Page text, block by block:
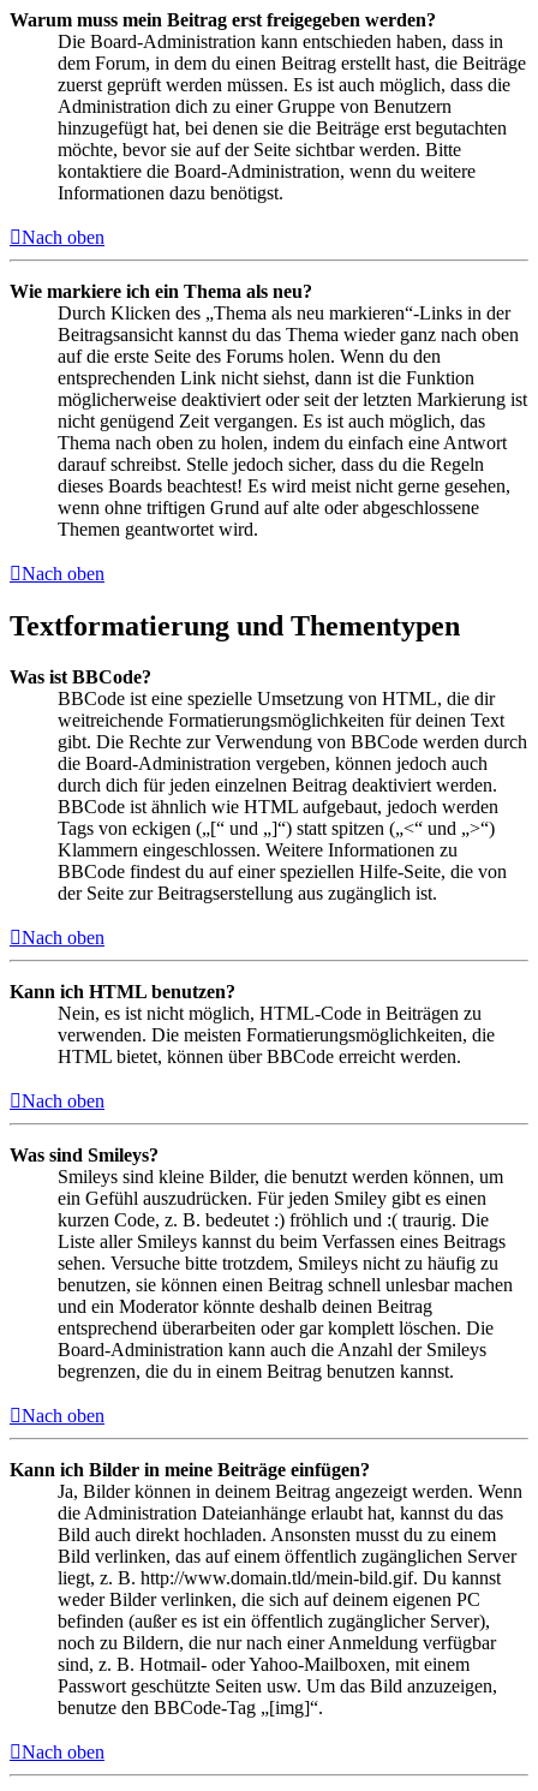
Warum muss mein Beitrag erst freigegeben werden?
Die Board-Administration kann entschieden haben, dass in
dem Forum, in dem du einen Beitrag erstellt hast, die Beiträge
zuerst geprüft werden müssen. Es ist auch möglich, dass die
Administration dich zu einer Gruppe von Benutzern
hinzugefügt hat, bei denen sie die Beiträge erst begutachten
möchte, bevor sie auf der Seite sichtbar werden. Bitte
kontaktiere die Board-Administration, wenn du weitere
Informationen dazu benötigst.
Nach oben
Wie markiere ich ein Thema als neu?
Durch Klicken des „Thema als neu markieren“-Links in der
Beitragsansicht kannst du das Thema wieder ganz nach oben
auf die erste Seite des Forums holen. Wenn du den
entsprechenden Link nicht siehst, dann ist die Funktion
möglicherweise deaktiviert oder seit der letzten Markierung ist
nicht genügend Zeit vergangen. Es ist auch möglich, das
Thema nach oben zu holen, indem du einfach eine Antwort
darauf schreibst. Stelle jedoch sicher, dass du die Regeln
dieses Boards beachtest! Es wird meist nicht gerne gesehen,
wenn ohne triftigen Grund auf alte oder abgeschlossene
Themen geantwortet wird.
Nach oben
Textformatierung und Thementypen
Was ist BBCode?
BBCode ist eine spezielle Umsetzung von HTML, die dir
weitreichende Formatierungsmöglichkeiten für deinen Text
gibt. Die Rechte zur Verwendung von BBCode werden durch
die Board-Administration vergeben, können jedoch auch
durch dich für jeden einzelnen Beitrag deaktiviert werden.
BBCode ist ähnlich wie HTML aufgebaut, jedoch werden
Tags von eckigen („[“ und „]“) statt spitzen („<“ und „>“)
Klammern eingeschlossen. Weitere Informationen zu
BBCode findest du auf einer speziellen Hilfe-Seite, die von
der Seite zur Beitragserstellung aus zugänglich ist.
Nach oben
Kann ich HTML benutzen?
Nein, es ist nicht möglich, HTML-Code in Beiträgen zu
verwenden. Die meisten Formatierungsmöglichkeiten, die
HTML bietet, können über BBCode erreicht werden.
Nach oben
Was sind Smileys?
Smileys sind kleine Bilder, die benutzt werden können, um
ein Gefühl auszudrücken. Für jeden Smiley gibt es einen
kurzen Code, z. B. bedeutet :) fröhlich und :( traurig. Die
Liste aller Smileys kannst du beim Verfassen eines Beitrags
sehen. Versuche bitte trotzdem, Smileys nicht zu häufig zu
benutzen, sie können einen Beitrag schnell unlesbar machen
und ein Moderator könnte deshalb deinen Beitrag
entsprechend überarbeiten oder gar komplett löschen. Die
Board-Administration kann auch die Anzahl der Smileys
begrenzen, die du in einem Beitrag benutzen kannst.
Nach oben
Kann ich Bilder in meine Beiträge einfügen?
Ja, Bilder können in deinem Beitrag angezeigt werden. Wenn
die Administration Dateianhänge erlaubt hat, kannst du das
Bild auch direkt hochladen. Ansonsten musst du zu einem
Bild verlinken, das auf einem öffentlich zugänglichen Server
liegt, z. B. http://www.domain.tld/mein-bild.gif. Du kannst
weder Bilder verlinken, die sich auf deinem eigenen PC
befinden (außer es ist ein öffentlich zugänglicher Server),
noch zu Bildern, die nur nach einer Anmeldung verfügbar
sind, z. B. Hotmail- oder Yahoo-Mailboxen, mit einem
Passwort geschützte Seiten usw. Um das Bild anzuzeigen,
benutze den BBCode-Tag „[img]“.
Nach oben